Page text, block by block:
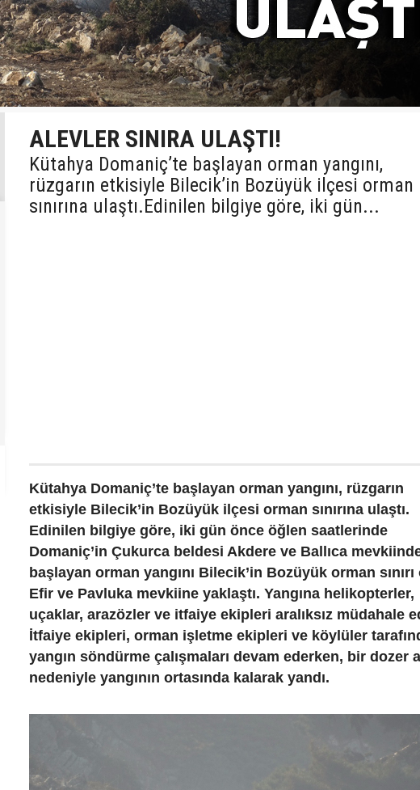
ALEVLER SINIRA ULAŞTI!
Kütahya Domaniç’te başlayan orman yangını,
rüzgarın etkisiyle Bilecik’in Bozüyük ilçesi orman
sınırına ulaştı.Edinilen bilgiye göre, iki gün...
Kütahya Domaniç’te başlayan orman yangını, rüzgarın
etkisiyle Bilecik’in Bozüyük ilçesi orman sınırına ulaştı.
Edinilen bilgiye göre, iki gün önce öğlen saatlerinde
Domaniç’in Çukurca beldesi Akdere ve Ballıca
başlayan orman yangını Bilecik’in Bozüyük orman sınırı
Efir ve Pavluka mevkiine yaklaştı. Yangına helikopterler,
uçaklar, arazözler ve itfaiye ekipleri aralıksız müdahale
İtfaiye ekipleri, orman işletme ekipleri ve köylüler
yangın söndürme çalışmaları devam ederken, bir dozer
nedeniyle yangının ortasında kalarak yandı.